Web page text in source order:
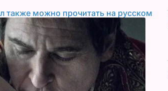
также можно прочитать на русском